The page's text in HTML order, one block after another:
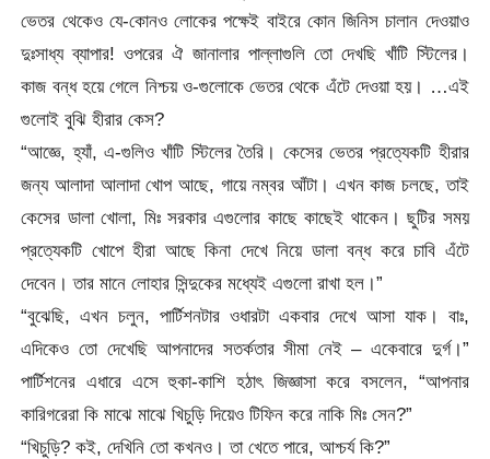
ভেতর থেকেও যে-কোনও লোকের পক্ষেই বাইরে কোন জিনিস চালান দেওয়াও
দুঃসাধ্য ব্যাপার! ওপরের ঐ জানালার পাল্লাগুলি তো দেখছি খাঁটি স্টিলের।
কাজ বন্ধ হয়ে গেলে নিশ্চয় ও-গুলোকে ভেতর থেকে এঁটে দেওয়া হয়। …এই
গুলোই বুঝি হীরার কেস?
“আজ্ঞে, হ্যাঁ, এ-গুলিও খাঁটি স্টিলের তৈরি। কেসের ভেতর প্রত্যেকটি হীরার
জন্য আলাদা আলাদা খোপ আছে, গায়ে নম্বর আঁটা। এখন কাজ চলছে, তাই
কেসের ডালা খোলা, মিঃ সরকার এগুলোর কাছে কাছেই থাকেন। ছুটির সময়
প্রত্যেকটি খোপে হীরা আছে কিনা দেখে নিয়ে ডালা বন্ধ করে চাবি এঁটে
দেবেন। তার মানে লোহার সিন্দুকের মধ্যেই এগুলো রাখা হল।”
“বুঝেছি, এখন চলুন, পার্টিশনটার ওধারটা একবার দেখে আসা যাক। বাঃ,
এদিকেও তো দেখেছি আপনাদের সতর্কতার সীমা নেই – একেবারে দুর্গ।”
পার্টিশনের এধারে এসে হুকা-কাশি হঠাৎ জিজ্ঞাসা করে বসলেন, “আপনার
কারিগরেরা কি মাঝে মাঝে খিচুড়ি দিয়েও টিফিন করে নাকি মিঃ সেন?”
“খিচুড়ি? কই, দেখিনি তো কখনও। তা খেতে পারে, আশ্চর্য কি?”